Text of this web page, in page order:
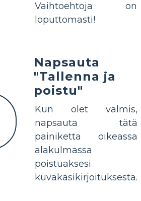
Vaihtoehtoja on
loputtomasti!
Napsauta
"Tallenna ja
poistu"
Kun olet valmis,
napsauta tätä
painiketta oikeassa
alakulmassa
poistuaksesi
kuvakäsikirjoituksesta.